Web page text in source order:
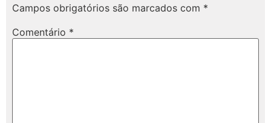
Campos obrigatórios são marcados com *
Comentário *